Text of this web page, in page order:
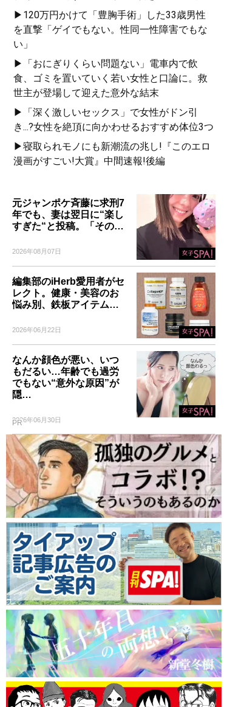
▶120万円かけて「豊胸手術」した33歳男性
を直撃「ゲイでもない。性同一性障害でもな
い」
▶「おにぎりくらい問題ない」電車内で飲
食、ゴミを置いていく若い女性と口論に。救
世主が登場して迎えた意外な結末
▶「深く激しいセックス」で女性がドン引
き...?女性を絶頂に向かわせるおすすめ体位3つ
▶寝取られモノにも新潮流の兆し!『このエロ
漫画がすごい!大賞』中間速報!後編
元ジャンポケ斉藤に求刑7
年でも、妻は翌日に“楽し
すぎた“と投稿。「その…
2026年08月07日
編集部のiHerb愛用者がセ
レクト。健康・美容のお
悩み別、鉄板アイテム…
2026年06月22日
なんか顔色が悪い、いつ
もだるい…年齢でも過労
でもない“意外な原因”が
隠…
2026年06月30日
PR